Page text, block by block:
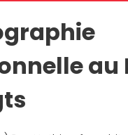
au